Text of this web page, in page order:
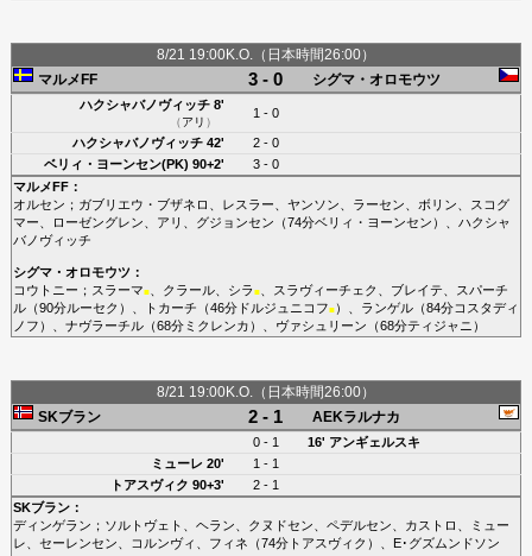
8/21 19:00K.O.（日本時間26:00）
マルメFF
3 - 0 シグマ・オロモウツ
ハクシャバノヴィッチ8'
（アリ ）
1 - 0
ハクシャバノヴィッチ42'
2 - 0
ベリィ・ヨーンセン(PK) 90+2'
3 - 0
マルメFF：
オルセン ； ガブリエウ・ブザネロ レスラー ヤンソン ラーセン ボリン
スコグ
マー
ローゼングレン アリ グジョンセン （74分ベリィ・ヨーンセン ）、 ハクシャ
バノヴィッチ
シグマ・オロモウツ：
コウトニー ； スラーマ■、 クラール、 シラ ■、 スラヴィーチェク ブレイテ
スパーチ
ル（90分ルーセク ）、 トカーチ （46分ドルジュニコフ■）、 ランゲル（84分コスタディ
ノフ ）、 ナヴラーチル（68分ミクレンカ ）、 ヴァシュリーン （68分ティジャニ ）
8/21 19:00K.O.（日本時間26:00）
SKブラン
2 - 1 AEKラルナカ
0 - 1 16' アンギェルスキ
ミューレ 20'
1 - 1
トアスヴィク 90+3'
2 - 1
SKブラン：
ディンゲラン ； ソルトヴェト ヘラン クヌドセン ペデルセン カストロ
ミュー
レ
セーレンセン コルンヴィ フィネ （74分トアスヴィク ）、 E･グズムンドソン